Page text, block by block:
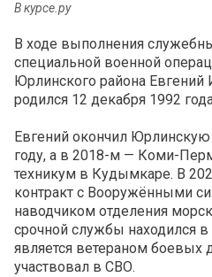
В курсе.ру
В ходе выполнения
специальной военной
Юрлинского района
родился 12 декабря 1992
Евгений окончил
году, а в 2018-м — Коми-
техникум в Кудымкаре. В
контракт с Вооружёнными
наводчиком отделения
срочной службы находился в
является ветераном боевых
участвовал в СВО.